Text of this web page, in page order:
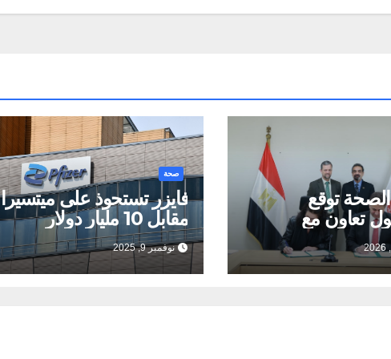
توقع
تعاون مع
مؤسسة CSAI الاسبانية
منظومة التبرع
صحة
فايزر تستحوذ على ميتسيرا
مقابل 10 مليار دولار
نوفمبر 9, 2025